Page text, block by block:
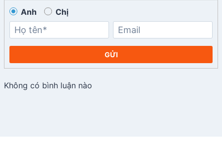
Anh Chị
GỬI
Không có bình luận nào